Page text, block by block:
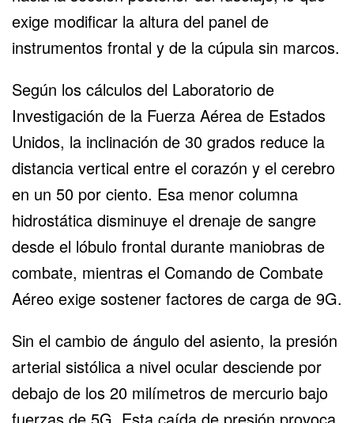
exige modificar la altura del panel de
instrumentos frontal y de la cúpula sin marcos.
Según los cálculos del Laboratorio de
Investigación de la Fuerza Aérea de Estados
Unidos, la inclinación de 30 grados reduce la
distancia vertical entre el corazón y el cerebro
en un 50 por ciento. Esa menor columna
hidrostática disminuye el drenaje de sangre
desde el lóbulo frontal durante maniobras de
combate, mientras el Comando de Combate
Aéreo exige sostener factores de carga de 9G.
Sin el cambio de ángulo del asiento, la presión
arterial sistólica a nivel ocular desciende por
debajo de los 20 milímetros de mercurio bajo